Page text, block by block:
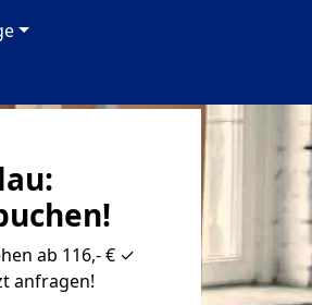
ab 116,- € ✓
anfragen!